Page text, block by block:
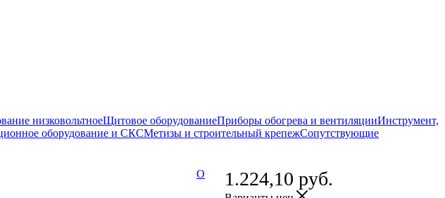
низковольтноеЩитовое оборудованиеПриборы обогрева и вентиляцииИнструмент,
оборудование и СКСМетизы и строительный крепежСопутствующие
1.224,10 руб.
О